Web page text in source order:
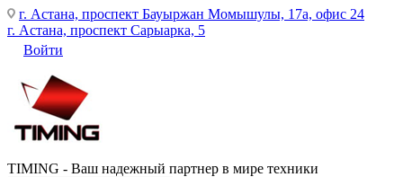
г. Астана, проспект Бауыржан Момышулы, 17а, офис 24
г. Астана, проспект Сарыарка, 5
Войти
TIMING - Ваш надежный партнер в мире техники